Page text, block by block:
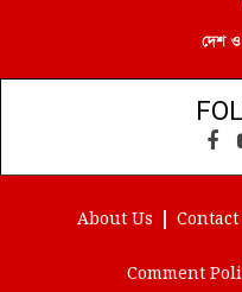
About Us Contact
Comment